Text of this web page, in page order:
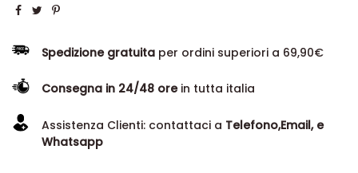
Spedizione gratuita per ordini superiori a 69,90€
Consegna in 24/48 orein tutta italia
Assistenza Clienti: contattaci a Telefono,Email, e
Whatsapp